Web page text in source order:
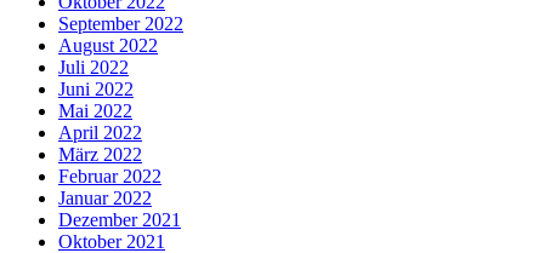
September 2022
August 2022
Juli 2022
Juni 2022
Mai 2022
April 2022
März 2022
Februar 2022
Januar 2022
Dezember 2021
Oktober 2021